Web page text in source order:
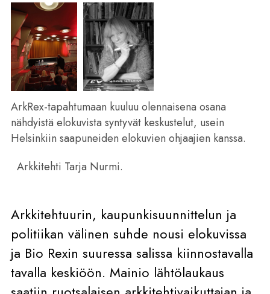
ArkRex-tapahtumaan kuuluu olennaisena osana
nähdyistä elokuvista syntyvät keskustelut, usein
Helsinkiin saapuneiden elokuvien ohjaajien kanssa.
Arkkitehti Tarja Nurmi.
Arkkitehtuurin, kaupunkisuunnittelun ja
politiikan välinen suhde nousi elokuvissa
ja Bio Rexin suuressa salissa kiinnostavalla
tavalla keskiöön. Mainio lähtölaukaus